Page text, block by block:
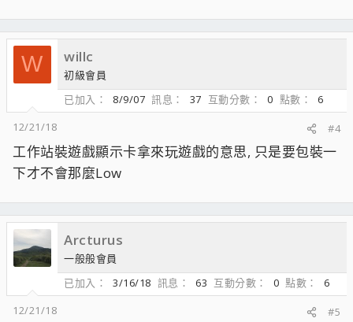
W willc
初級會員
已加入
8/9/07 訊息 37 互動分數 0 點數
6
12/21/18
#4
工作站裝遊戲顯示卡拿來玩遊戲的意思, 只是要包裝一
下才不會那麼Low
Arcturus
一般般會員
已加入
3/16/18 訊息 63 互動分數 0 點數
6
12/21/18
#5